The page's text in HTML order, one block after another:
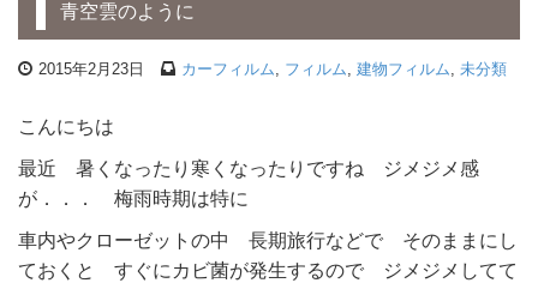
青空雲のように
2015年2月23日 カーフィルム, フィルム, 建物フィルム, 未分類
こんにちは
最近 暑くなったり寒くなったりですね ジメジメ感
が．．． 梅雨時期は特に
車内やクローゼットの中 長期旅行などで そのままにし
ておくと すぐにカビ菌が発生するので ジメジメしてて